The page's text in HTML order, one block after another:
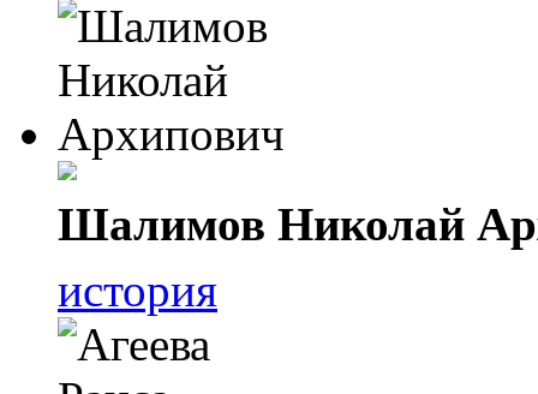
Шалимов Николай
история